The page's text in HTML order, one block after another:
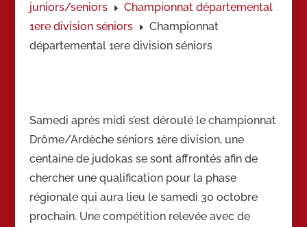
juniors/seniors E Championnat départemental
1ere division séniors
E Championnat
départemental 1ere division séniors
Samedi après midi s’est déroulé le championnat
Drôme/Ardèche séniors 1ère division, une
centaine de judokas se sont affrontés afin de
chercher une qualification pour la phase
régionale qui aura lieu le samedi 30 octobre
prochain. Une compétition relevée avec de